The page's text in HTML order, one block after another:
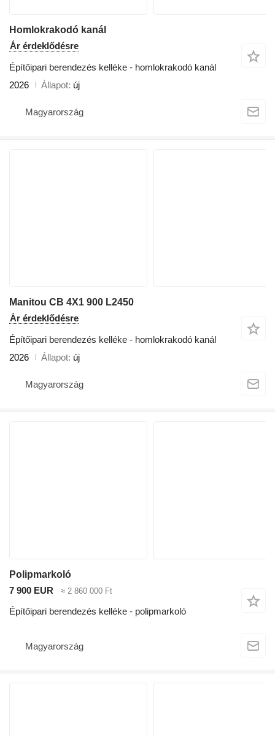
Homlokrakodó kanál
Ár érdeklődésre
Építőipari berendezés kelléke - homlokrakodó kanál
2026
Állapot új
Magyarország
Manitou CB 4X1 900 L2450
Ár érdeklődésre
Építőipari berendezés kelléke - homlokrakodó kanál
2026
Állapot új
Magyarország
Polipmarkoló
7 900 EUR
≈ 2 860 000 Ft
Építőipari berendezés kelléke - polipmarkoló
Magyarország